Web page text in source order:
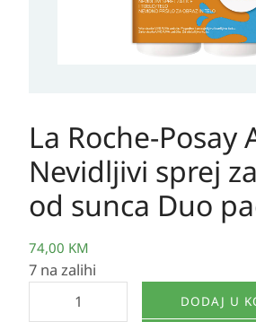
La Roche-Posay
Nevidljivi sprej
od sunca Duo
74,00 KM
7 na zalihi
DODAJ U